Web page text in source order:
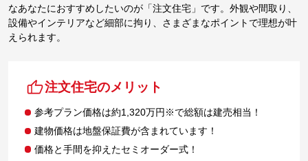
なあなたにおすすめしたいのが「注文住宅」です。外観や間取り、
設備やインテリアなど細部に拘り、さまざまなポイントで理想が叶
えられます。
注文住宅のメリット
参考プラン価格は約1,320万円※で総額は建売相当！
建物価格は地盤保証費が含まれています！
価格と手間を抑えたセミオーダー式！